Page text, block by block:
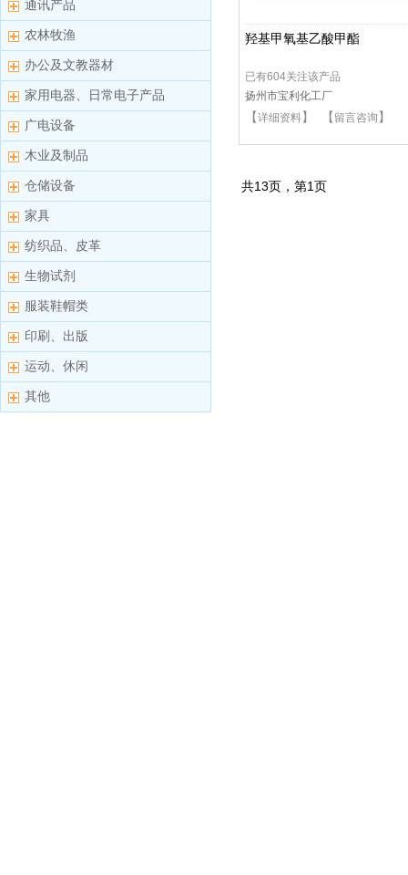
通讯产品
农林牧渔
办公及文教器材
家用电器、日常电子产品
广电设备
木业及制品
仓储设备
家具
纺织品、皮革
生物试剂
服装鞋帽类
印刷、出版
运动、休闲
其他
羟基甲氧基乙酸甲酯
已有604关注该产品
扬州市宝利化工厂
【详细资料】 【 留言咨询 】
共13页，第1页